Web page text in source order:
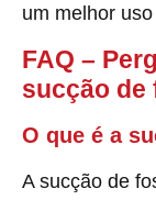
um melhor
FAQ –
sucção de
O que é a
A sucção de